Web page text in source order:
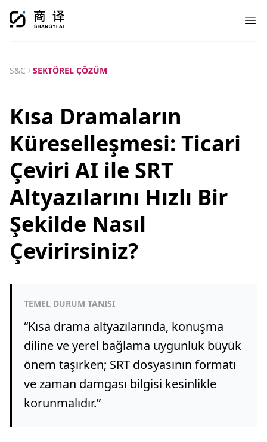
S&C SEKTÖREL ÇÖZÜM
Kısa Dramaların
Küreselleşmesi: Ticari
Çeviri AI ile SRT
Altyazılarını Hızlı Bir
Şekilde Nasıl
Çevirirsiniz?
TEMEL DURUM TANISI
“Kısa drama altyazılarında, konuşma
diline ve yerel bağlama uygunluk büyük
önem taşırken; SRT dosyasının formatı
ve zaman damgası bilgisi kesinlikle
korunmalıdır.”